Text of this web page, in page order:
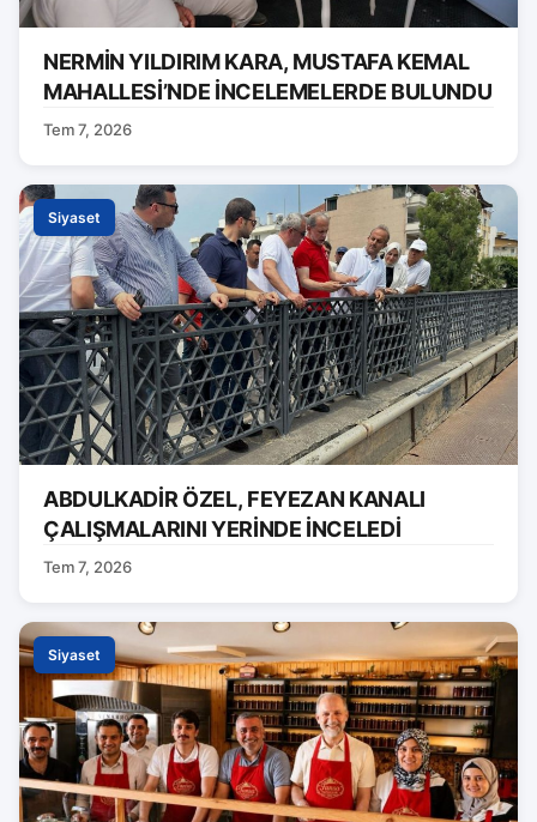
NERMİN YILDIRIM KARA, MUSTAFA KEMAL
MAHALLESİ’NDE İNCELEMELERDE BULUNDU
Tem 7, 2026
Siyaset
ABDULKADİR ÖZEL, FEYEZAN KANALI
ÇALIŞMALARINI YERİNDE İNCELEDİ
Tem 7, 2026
Siyaset